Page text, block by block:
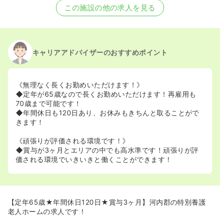
この施設の他の求人を見る
キャリアアドバイザーのおすすめポイント
《無理なく長くお勤めいただけます！》
◆定年が65歳なので長くお勤めいただけます！再雇用も
70歳まで可能です！
◆年間休日も120日あり、お休みもきちんと取ることがで
きます！
《頑張りが評価される環境です！》
◆賞与が3ヶ月とエリアの中でも高水準です！頑張りが評
価される環境でいきいきと働くことができます！
【定年65歳★年間休日120日★賞与3ヶ月】河内郡の特別養護
老人ホームの求人です！